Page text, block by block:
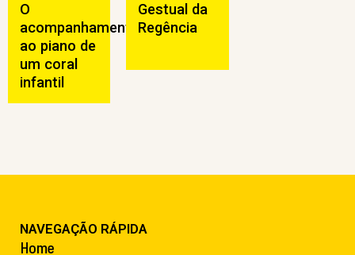
O
acompanhamento
ao piano de
um coral
infantil
Gestual da
Regência
NAVEGAÇÃO RÁPIDA
Home